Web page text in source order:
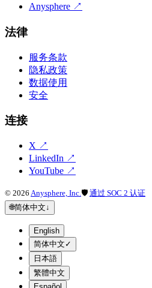
Anysphere ↗
法律
服务条款
隐私政策
数据使用
安全
连接
X ↗
LinkedIn ↗
YouTube ↗
© 2026 Anysphere, Inc. 🛡 通过 SOC 2 认证
🌐简体中文↓
English
简体中文 ✓
日本語
繁體中文